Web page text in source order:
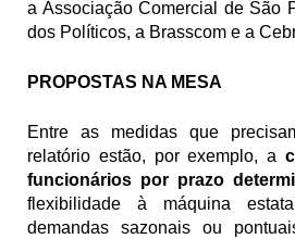
a Associação Comercial de São
dos Políticos, a Brasscom e a
PROPOSTAS NA MESA
Entre as medidas que
relatório estão, por exemplo, a
funcionários por prazo
flexibilidade à máquina
demandas sazonais ou